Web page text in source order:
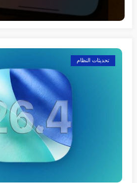
تحديثات النظام